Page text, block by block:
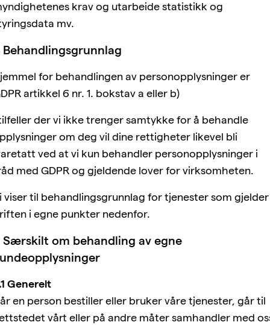
krav og utarbeide statistikk og
mv.
Behandlingsgrunnlag
for behandlingen av personopplysninger er
artikkel 6 nr. 1. bokstav a eller b)
der vi ikke trenger samtykke for å behandle
om deg vil dine rettigheter likevel bli
ved at vi kun behandler personopplysninger i
med GDPR og gjeldende lover for virksomheten.
viser til behandlingsgrunnlag for tjenester som gjelder
i egne punkter nedenfor.
Særskilt om behandling av egne
Generelt
en person bestiller eller bruker våre tjenester, går til
vårt eller på andre måter samhandler med